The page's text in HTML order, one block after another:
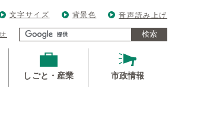
文字サイズ 背景色 音声読み上げ
検索
しごと・産業 市政情報